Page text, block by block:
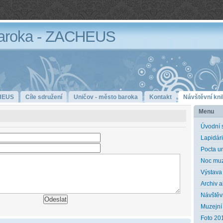
- ZACHEUS
Cíle sdružení Uničov - město baroka Kontakt Návštěvní
Menu
Úvodní
Pocta
Noc
Archiv
Foto